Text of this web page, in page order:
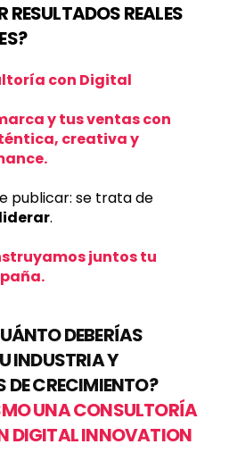
RESULTADOS REALES
con Digital
y tus ventas con
creativa y
publicar: se trata de
.
juntos tu
DEBERÍAS
INDUSTRIA Y
DE CRECIMIENTO?
UNA CONSULTORÍA
DIGITAL INNOVATION